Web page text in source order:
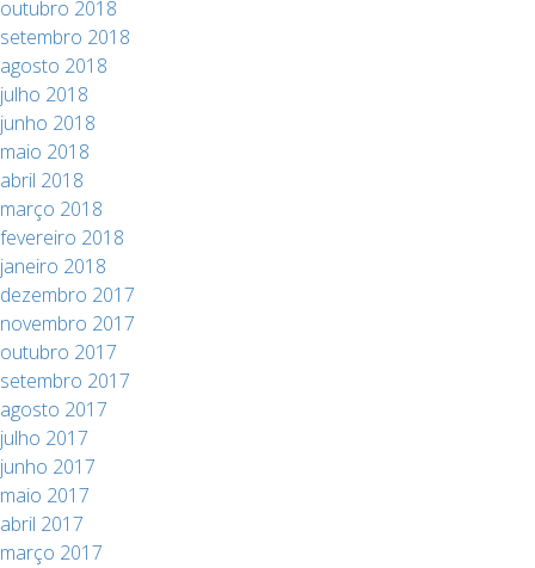
outubro 2018
setembro 2018
agosto 2018
julho 2018
junho 2018
maio 2018
abril 2018
março 2018
fevereiro 2018
janeiro 2018
dezembro 2017
novembro 2017
outubro 2017
setembro 2017
agosto 2017
julho 2017
junho 2017
maio 2017
abril 2017
março 2017